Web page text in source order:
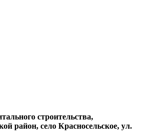
строительства,
район, село Красносельское, ул.